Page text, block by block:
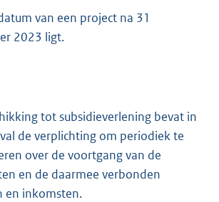
van een project na 31
2023 ligt.
tot subsidieverlening bevat in
de verplichting om periodiek te
over de voortgang van de
en de daarmee verbonden
en inkomsten.